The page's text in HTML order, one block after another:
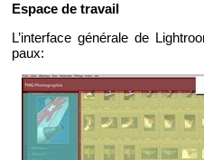
Es­pace de tra­vail
L’in­ter­face gé­né­rale de
paux: